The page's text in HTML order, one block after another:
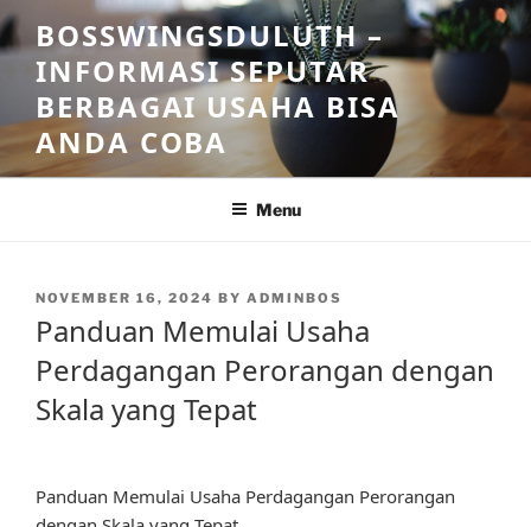
Skip
to
content
BOSSWINGSDULUTH –
INFORMASI SEPUTAR
BERBAGAI USAHA BISA
ANDA COBA
Menu
POSTED
NOVEMBER 16, 2024 BY ADMINBOS
Panduan Memulai Usaha
Perdagangan Perorangan dengan
Skala yang Tepat
Panduan Memulai Usaha Perdagangan Perorangan